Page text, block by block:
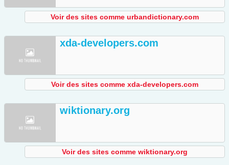
Voir des sites comme urbandictionary.com
xda-developers.com
Voir des sites comme xda-developers.com
wiktionary.org
Voir des sites comme wiktionary.org